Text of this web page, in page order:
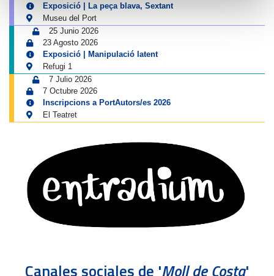
Exposició | La peça blava, Sextant
Museu del Port
25 Junio 2026
23 Agosto 2026
Exposició | Manipulació latent
Refugi 1
7 Julio 2026
7 Octubre 2026
Inscripcions a PortAutors/es 2026
El Teatret